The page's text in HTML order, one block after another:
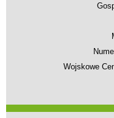
Wojskowe